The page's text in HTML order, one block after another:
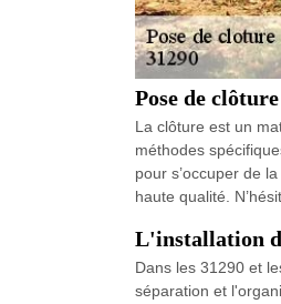
Pose de
La clôture est un
méthodes
pour s’occuper de
haute qualité.
L'installation
Dans les 31290 et
séparation et